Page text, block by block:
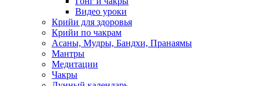
Видео уроки
Крийи для здоровья
Крийи по чакрам
Асаны, Мудры, Бандхи, Пранаямы
Мантры
Медитации
Чакры